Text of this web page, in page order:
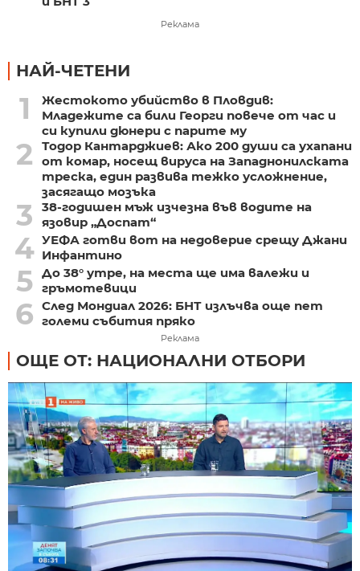
Реклама
НАЙ-ЧЕТЕНИ
1
Жестокото убийство в Пловдив:
Младежите са били Георги повече от час и
си купили дюнери с парите му
2
Тодор Кантарджиев: Ако 200 души са ухапани
от комар, носещ вируса на Западнонилската
треска, един развива тежко усложнение,
засягащо мозъка
3
38-годишен мъж изчезна във водите на
язовир „Доспат“
4 УЕФА готви вот на недоверие срещу Джани
Инфантино
5 До 38° утре, на места ще има валежи и
гръмотевици
6 След Мондиал 2026: БНТ излъчва още пет
големи събития пряко
Реклама
ОЩЕ ОТ: НАЦИОНАЛНИ ОТБОРИ